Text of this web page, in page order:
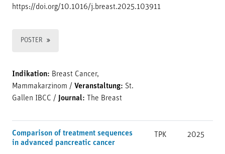
https://doi.org/10.1016/j.breast.2025.103911
POSTER
Indikation: Breast Cancer,
Mammakarzinom / Veranstaltung: St.
Gallen IBCC / Journal: The Breast
Comparison of treatment sequences
in advanced pancreatic cancer
TPK 2025